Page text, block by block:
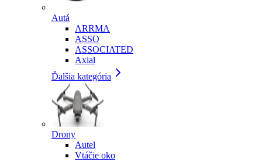
Autá
ARRMA
ASSO
ASSOCIATED
Axial
Ďalšia kategória
Drony
Autel
Vtáčie oko